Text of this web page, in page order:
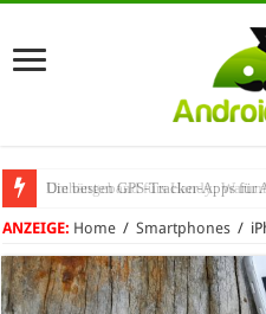
Umhängeband fürs Handy:
ANZEIGE: Home / Smartphones /